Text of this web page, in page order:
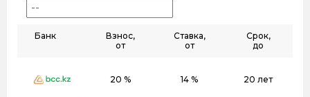
Банк
Взнос,
от
Ставка,
от
Срок,
до
20 % 14 % 20 лет